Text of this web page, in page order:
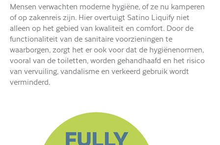
Mensen verwachten moderne hygiëne, of ze nu kamperen
of op zakenreis zijn. Hier overtuigt Satino Liquify niet
alleen op het gebied van kwaliteit en comfort. Door de
functionaliteit van de sanitaire voorzieningen te
waarborgen, zorgt het er ook voor dat de hygiënenormen,
vooral van de toiletten, worden gehandhaafd en het risico
van vervuiling, vandalisme en verkeerd gebruik wordt
verminderd.